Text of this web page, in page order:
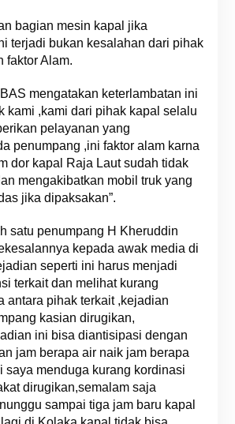
bagian mesin kapal jika
terjadi bukan kesalahan dari pihak
faktor Alam.
mengatakan keterlambatan ini
kami ,kami dari pihak kapal selalu
pelayanan yang
penumpang ,ini faktor alam karna
dor kapal Raja Laut sudah tidak
mengakibatkan mobil truk yang
jika dipaksakan”.
satu penumpang H Kheruddin
kepada awak media di
seperti ini harus menjadi
terkait dan melihat kurang
antara pihak terkait ,kejadian
kasian dirugikan,
ini bisa diantisipasi dengan
jam berapa air naik jam berapa
saya menduga kurang kordinasi
dirugikan,semalam saja
sampai tiga jam baru kapal